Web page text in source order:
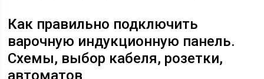
Как правильно подключить
варочную индукционную панель.
Схемы, выбор кабеля, розетки,
автоматов